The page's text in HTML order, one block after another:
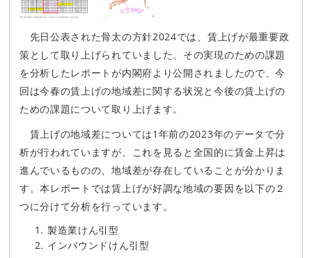
先日公表された骨太の方針2024では、賃上げが最重要政
策として取り上げられていました。その実現のための課題
を分析したレポートが内閣府より公開されましたので、今
回は今春の賃上げの地域差に関する状況と今後の賃上げの
ための課題について取り上げます。
賃上げの地域差については1年前の2023年のデータで分
析が行われていますが、これを見ると全国的に賃金上昇は
進んでいるものの、地域差が存在していることが分かりま
す。本レポートでは賃上げが好調な地域の要因を以下の２
つに分けて分析を行っています。
製造業けん引型
インバウンドけん引型